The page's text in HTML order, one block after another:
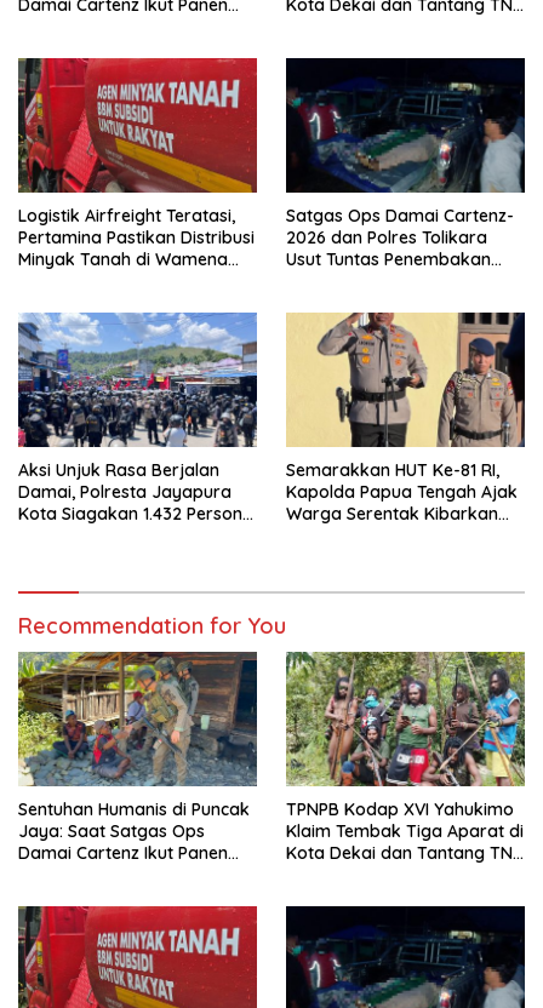
Damai Cartenz Ikut Panen
Kota Dekai dan Tantang TNI-
Logistik Airfreight Teratasi,
Pertamina Pastikan Distribusi
Minyak Tanah di Wamena
Satgas Ops Damai Cartenz-
2026 dan Polres Tolikara
Usut Tuntas Penembakan
Aksi Unjuk Rasa Berjalan
Damai, Polresta Jayapura
Kota Siagakan 1.432 Personel
Semarakkan HUT Ke-81 RI,
Kapolda Papua Tengah Ajak
Warga Serentak Kibarkan
Recommendation for You
Sentuhan Humanis di Puncak
Jaya: Saat Satgas Ops
Damai Cartenz Ikut Panen
TPNPB Kodap XVI Yahukimo
Klaim Tembak Tiga Aparat di
Kota Dekai dan Tantang TNI-